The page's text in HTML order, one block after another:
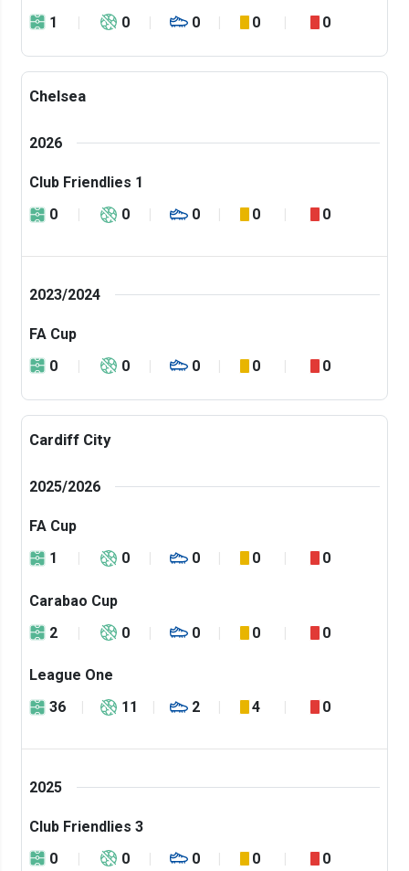
1
0 0 0 0
Chelsea
2026
Club Friendlies 1
0
0 0 0 0
2023/2024
FA Cup
0
0 0 0 0
Cardiff City
2025/2026
FA Cup
1
0 0 0 0
Carabao Cup
2
0 0 0 0
League One
36
11 2 4 0
2025
Club Friendlies 3
0
0 0 0 0